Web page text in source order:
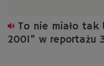
To nie miało
2001" w reportażu